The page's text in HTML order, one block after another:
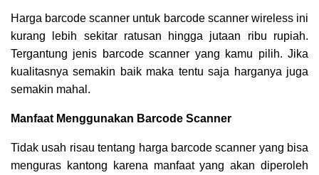
Harga barcode scanner untuk barcode scanner wireless ini
kurang lebih sekitar ratusan hingga jutaan ribu rupiah.
Tergantung jenis barcode scanner yang kamu pilih. Jika
kualitasnya semakin baik maka tentu saja harganya juga
semakin mahal.
Manfaat Menggunakan Barcode Scanner
Tidak usah risau tentang harga barcode scanner yang bisa
menguras kantong karena manfaat yang akan diperoleh